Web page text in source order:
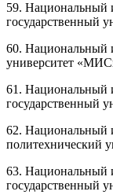
59. Национальный
государственный
60. Национальный
университет
61. Национальный
государственный
62. Национальный
политехнический
63. Национальный
государственный